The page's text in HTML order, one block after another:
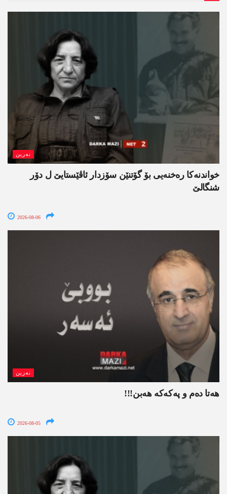
نەرین
خواندنه‌كا رەخنەیی بۆ گۆتنێن سۆزدار ئاڤێستایێ ل دۆر
شنگالێ
2026-08-06
نەرین
ھەتا دەم و پەکەکە ھەبن!!!
2026-08-05